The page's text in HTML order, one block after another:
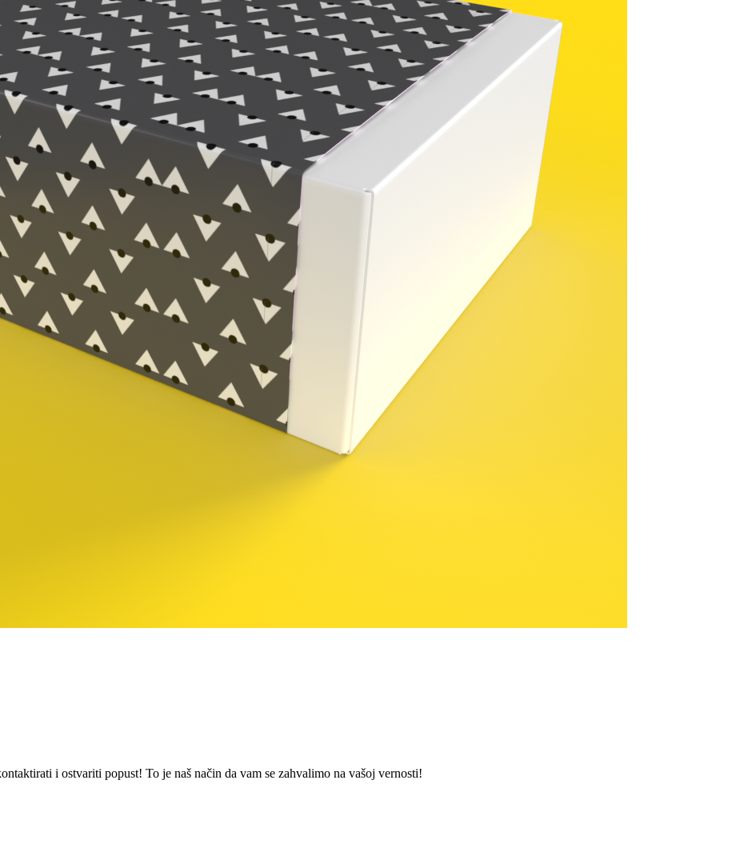
i ostvariti popust! To je naš način da vam se zahvalimo na vašoj vernosti!